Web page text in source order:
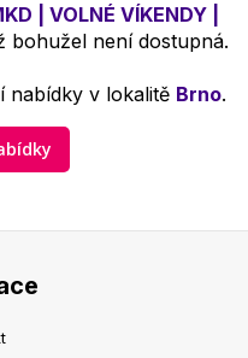
| VOLNÉ VÍKENDY |
bohužel není dostupná.
nabídky v lokalitě Brno.